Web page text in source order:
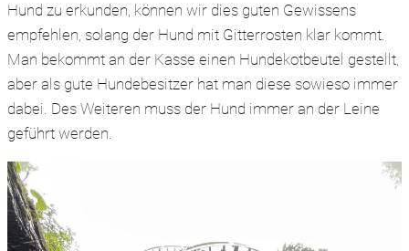
Hund zu erkunden, können wir dies guten Gewissens
empfehlen, solang der Hund mit Gitterrosten klar kommt.
Man bekommt an der Kasse einen Hundekotbeutel gestellt,
aber als gute Hundebesitzer hat man diese sowieso immer
dabei. Des Weiteren muss der Hund immer an der Leine
geführt werden.